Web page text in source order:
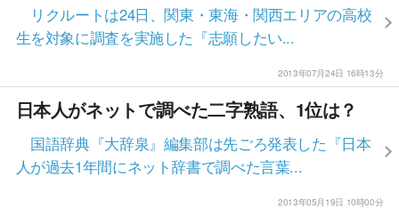
リクルートは24日、関東・東海・関西エリアの高校
生を対象に調査を実施した『志願したい...
2013年07月24日 16時13分
日本人がネットで調べた二字熟語、1位は？
国語辞典『大辞泉』編集部は先ごろ発表した『日本
人が過去1年間にネット辞書で調べた言葉...
2013年05月19日 10時00分